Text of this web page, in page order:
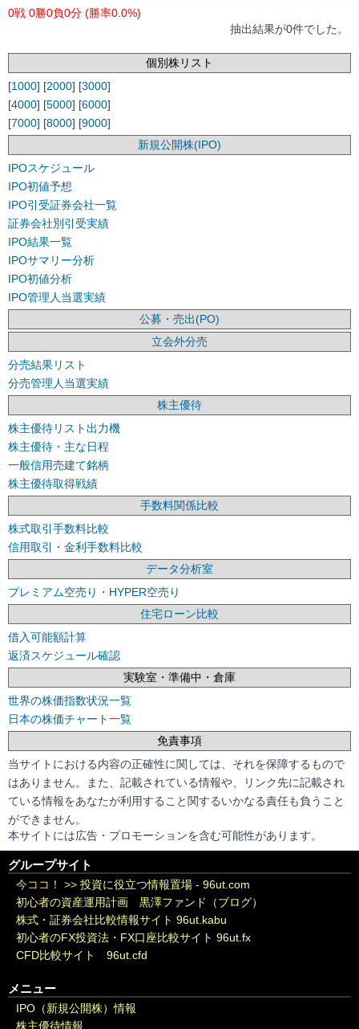
0戦 0勝0負0分 (勝率0.0%)
抽出結果が0件でした。
個別株リスト
[1000] [2000] [3000]
[4000] [5000] [6000]
[7000] [8000] [9000]
新規公開株(IPO)
IPOスケジュール
IPO初値予想
IPO引受証券会社一覧
証券会社別引受実績
IPO結果一覧
IPOサマリー分析
IPO初値分析
IPO管理人当選実績
公募・売出(PO)
立会外分売
分売結果リスト
分売管理人当選実績
株主優待
株主優待リスト出力機
株主優待・主な日程
一般信用売建て銘柄
株主優待取得戦績
手数料関係比較
株式取引手数料比較
信用取引・金利手数料比較
データ分析室
プレミアム空売り・HYPER空売り
住宅ローン比較
借入可能額計算
返済スケジュール確認
実験室・準備中・倉庫
世界の株価指数状況一覧
日本の株価チャート一覧
免責事項
当サイトにおける内容の正確性に関しては、それを保障するもので
はありません。また、記載されている情報や、リンク先に記載され
ている情報をあなたが利用すること関するいかなる責任も負うこと
ができません。
本サイトには広告・プロモーションを含む可能性があります。
グループサイト
今ココ！ >> 投資に役立つ情報置場 - 96ut.com
初心者の資産運用計画 黒澤ファンド（ブログ）
株式・証券会社比較情報サイト 96ut.kabu
初心者のFX投資法・FX口座比較サイト 96ut.fx
CFD比較サイト 96ut.cfd
メニュー
IPO（新規公開株）情報
株主優待情報